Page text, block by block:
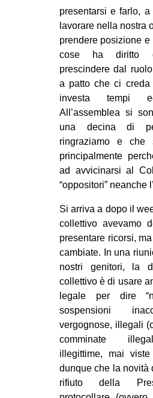
presentarsi e farlo, a
lavorare nella nostra
prendere posizione e
cose ha diritto
prescindere dal
a patto che ci creda
investa tempi
All’assemblea si
una decina di
ringraziamo e che
principalmente
ad avvicinarsi al
“oppositori” neanche
Si arriva a dopo il
collettivo avevamo
presentare ricorsi,
cambiate. In una
nostri genitori, la
collettivo è di usare
legale per dire
sospensioni
vergognose, illegali
comminate
illegittime, mai
dunque che la novità
rifiuto della